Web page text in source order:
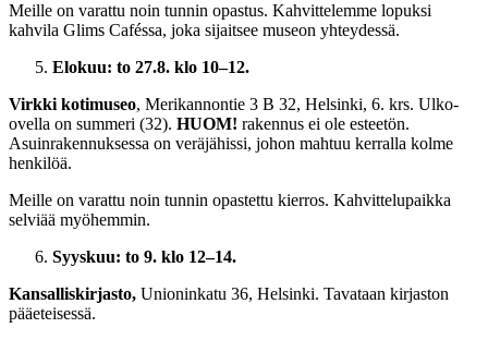
Meille on varattu noin tunnin opastus. Kahvittelemme lopuksi
kahvila Glims Caféssa, joka sijaitsee museon yhteydessä.
Elokuu: to 27.8. klo 10–12.
Virkki kotimuseo, Merikannontie 3 B 32, Helsinki, 6. krs. Ulko-
ovella on summeri (32). HUOM! rakennus ei ole esteetön.
Asuinrakennuksessa on veräjähissi, johon mahtuu kerralla kolme
henkilöä.
Meille on varattu noin tunnin opastettu kierros. Kahvittelupaikka
selviää myöhemmin.
Syyskuu: to 9. klo 12–14.
Kansalliskirjasto, Unioninkatu 36, Helsinki. Tavataan kirjaston
pääeteisessä.